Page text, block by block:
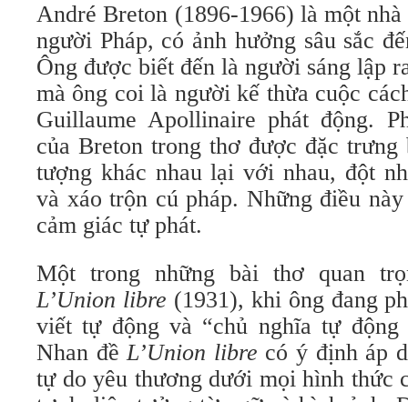
André Breton (1896-1966) là một
người Pháp, có ảnh hưởng sâu sắc
Ông được biết đến là người sáng lập
mà ông coi là người kế thừa cuộc
Guillaume Apollinaire phát động.
của Breton trong thơ được đặc
tượng khác nhau lại với nhau, đột
và xáo trộn cú pháp. Những điều
cảm giác tự phát.
Một trong những bài thơ quan
L’Union libre (1931), khi ông đang
viết tự động và “chủ nghĩa tự động
Nhan đềL’Union libre có ý định áp
tự do yêu thương dưới mọi hình thức